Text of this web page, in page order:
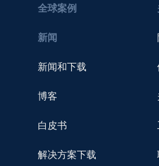
全球案例
新闻
新闻和下载
博客
白皮书
解决方案下载